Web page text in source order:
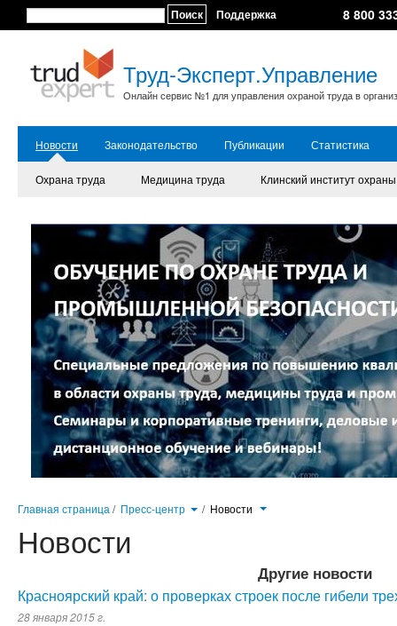
Поиск Поддержка 8 800
Труд-Эксперт.Управление
Онлайн сервис №1 для управления охраной труда в
Новости Законодательство Публикации Статистика
Охрана труда Медицина труда Клинский институт
Главная страница / Пресс-центр / Новости
Новости
Другие новости
Красноярский край: о проверках строек после гибели
28 января 2015 г.